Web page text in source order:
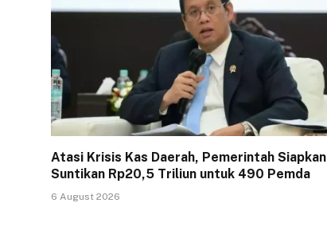
Atasi Krisis Kas Daerah, Pemerintah Siapkan
Suntikan Rp20,5 Triliun untuk 490 Pemda
6 August 2026